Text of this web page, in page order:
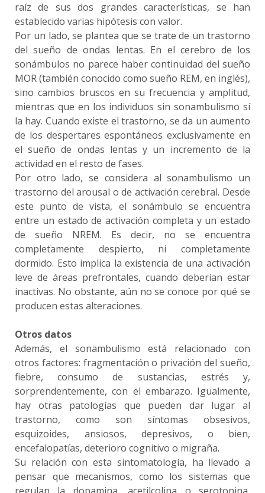
raíz de sus dos grandes características, se han
establecido varias hipótesis con valor.
Por un lado, se plantea que se trate de un trastorno
del sueño de ondas lentas. En el cerebro de los
sonámbulos no parece haber continuidad del sueño
MOR (también conocido como sueño REM, en inglés),
sino cambios bruscos en su frecuencia y amplitud,
mientras que en los individuos sin sonambulismo sí
la hay. Cuando existe el trastorno, se da un aumento
de los despertares espontáneos exclusivamente en
el sueño de ondas lentas y un incremento de la
actividad en el resto de fases.
Por otro lado, se considera al sonambulismo un
trastorno del arousal o de activación cerebral. Desde
este punto de vista, el sonámbulo se encuentra
entre un estado de activación completa y un estado
de sueño NREM. Es decir, no se encuentra
completamente despierto, ni completamente
dormido. Esto implica la existencia de una activación
leve de áreas prefrontales, cuando deberían estar
inactivas. No obstante, aún no se conoce por qué se
producen estas alteraciones.
Otros datos
Además, el sonambulismo está relacionado con
otros factores: fragmentación o privación del sueño,
fiebre, consumo de sustancias, estrés y,
sorprendentemente, con el embarazo. Igualmente,
hay otras patologías que pueden dar lugar al
trastorno, como son síntomas obsesivos,
esquizoides, ansiosos, depresivos, o bien,
encefalopatías, deterioro cognitivo o migraña.
Su relación con esta sintomatología, ha llevado a
pensar que mecanismos, como los sistemas que
regulan la dopamina, acetilcolina o serotonina,